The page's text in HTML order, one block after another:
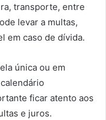
transporte, entre
levar a multas,
em caso de dívida.
única ou em
ficar atento aos
e juros.